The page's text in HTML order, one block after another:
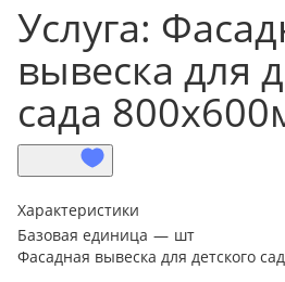
Услуга:
вывеска для
сада
Характеристики
Базовая единица — шт
Фасадная вывеска для детского